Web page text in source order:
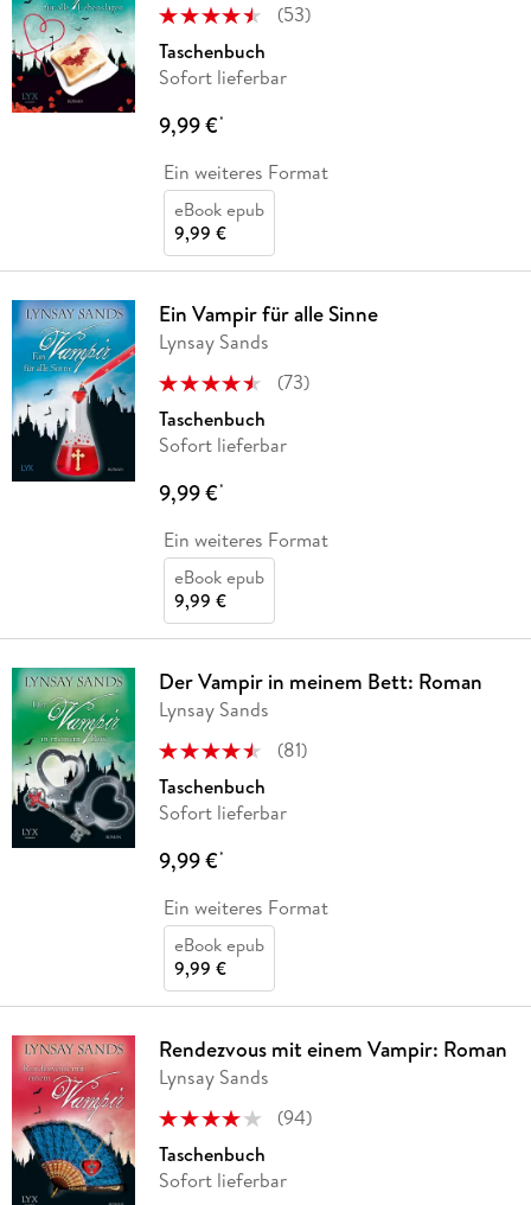
(53)
Taschenbuch
Sofort lieferbar
9,99 €*
Ein weiteres Format
eBook epub
9,99 €
Ein Vampir für alle Sinne
Lynsay Sands
(73)
Taschenbuch
Sofort lieferbar
9,99 €*
Ein weiteres Format
eBook epub
9,99 €
Der Vampir in meinem Bett: Roman
Lynsay Sands
(81)
Taschenbuch
Sofort lieferbar
9,99 €*
Ein weiteres Format
eBook epub
9,99 €
Rendezvous mit einem Vampir: Roman
Lynsay Sands
(94)
Taschenbuch
Sofort lieferbar